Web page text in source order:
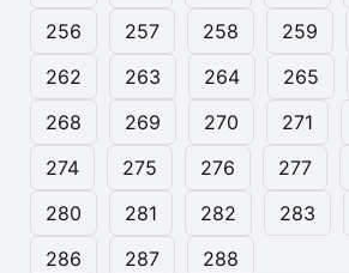
256
257 258 259
262
263 264 265
268
269 270 271
274
275 276 277
280
281 282 283
286
287 288